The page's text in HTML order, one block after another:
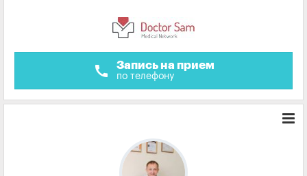
call Запись на прием
по телефону